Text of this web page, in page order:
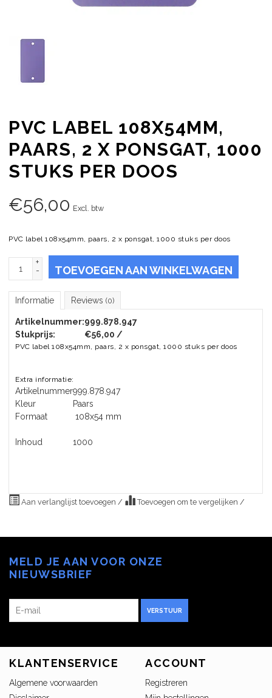
PVC LABEL 108X54MM,
PAARS, 2 X PONSGAT, 1000
STUKS PER DOOS
€56,00 Excl. btw
PVC label 108x54mm, paars, 2 x ponsgat, 1000 stuks per doos
+
-
TOEVOEGEN AAN WINKELWAGEN
Informatie Reviews (0)
Artikelnummer:999.878.947
Stukprijs:
€56,00 /
PVC label 108x54mm, paars, 2 x ponsgat, 1000 stuks per doos
Extra informatie:
Artikelnummer999.878.947
Kleur
Paars
Formaat
108x54 mm
Inhoud 1000
Aan verlanglijst toevoegen / Toevoegen om te vergelijken /
MELD JE AAN VOOR ONZE
NIEUWSBRIEF
VERSTUUR
KLANTENSERVICE
Algemene voorwaarden
ACCOUNT
Registreren